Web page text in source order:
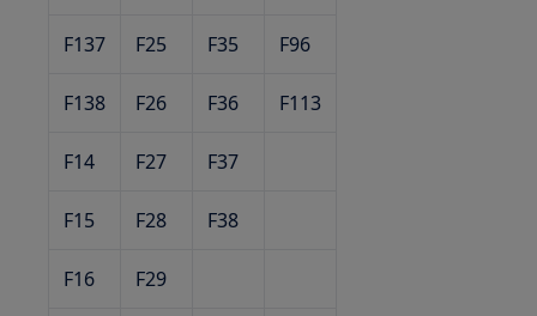
F137 F25 F35 F96
F138 F26 F36 F113
F14 F27 F37
F15 F28 F38
F16 F29